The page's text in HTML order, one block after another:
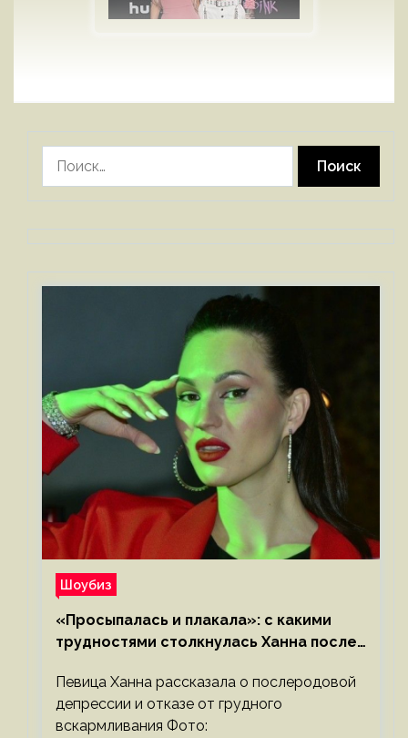
Шоубиз
«Просыпалась и плакала»: с какими
трудностями столкнулась Ханна после
Певица Ханна рассказала о послеродовой
депрессии и отказе от грудного
вскармливания Фото: